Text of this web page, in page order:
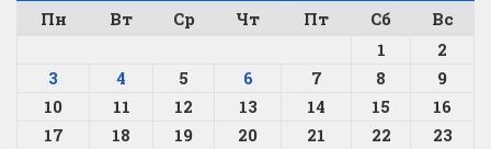
Пн
Вт Ср Чт Пт Сб
Вс
1
2
3
4 5 6 7 8
9
10
11 12 13 14 15
16
17
18 19 20 21 22
23